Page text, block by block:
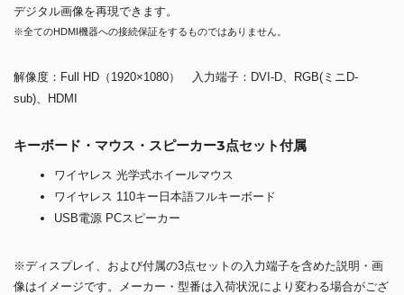
デジタル画像を再現できます。
※全てのHDMI機器への接続保証をするものではありません。
解像度：Full HD（1920×1080） 入力端子：DVI-D、RGB(ミニD-
sub)、HDMI
キーボード・マウス・スピーカー3点セット付属
ワイヤレス 光学式ホイールマウス
ワイヤレス 110キー日本語フルキーボード
USB電源 PCスピーカー
※ディスプレイ、および付属の3点セットの入力端子を含めた説明・画
像はイメージです。メーカー・型番は入荷状況により変わる場合がござ